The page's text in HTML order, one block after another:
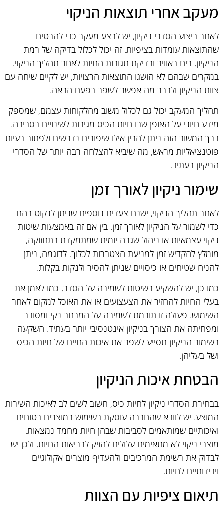
מעקב אחרי תוצאות הניקוי
לאחר ביצוע הסדרי ניקיון, יש לבצע מעקב כדי להבטיח
שהתוצאות עומדות בציפיות. זה יכול לכלול בדיקה של רמת
הניקיון, ריח באוויר ובדיקת תגובות החיות לאחר תהליך הניקוי.
במקרים שבהם לא הושגו התוצאות הרצויות, יש לקיים שיחה עם
צוות הניקיון ולברר מה אפשר לשפר בפעם הבאה.
תהליך המעקב יכול גם לכלול משוב מהלקוחות עצמם, שמספק
מידע חיוני על האופן שבו חיות הכיס מגיבות לשינויים בסביבה.
דרך המשוב הזה ניתן להבין אילו שיפורים נדרשים ולפתור בעיות
פוטנציאליות מראש, מה שיביא להצלחה רבה יותר של הסדרי
הניקיון בעתיד.
שימור ניקיון לאורך זמן
לאחר תהליך הניקוי, ישנם צעדים נוספים שניתן לנקוט בהם
כדי לשמור על הניקיון לאורך זמן. בין אם זה באמצעות שיטות
ניקוי עצמאיות או ניהול שגרה יומית שמתמקדת בתחזוקה,
מומלץ להקדיש זמן למניעת הצטברות לכלוך. לדוגמה, ניתן
להניח שטיחים או כיסויים שניתן להסיר ולנקות בקלות.
כמו כן, יש להשקיע בשיטות לשמירה על הסדר, כמו לאמן את
בעלי החיות להחזיר את הצעצועים או את האוכל למקום לאחר
השימוש. פעולה זו תורמת לשמירה על המרחב נקי ומסודר
ומפחיתה את הצורך בניקיון אינטנסיבי יותר בעתיד. השקעה
בשימור הניקיון תסייע לשפר את איכות החיים של חיות הכיס
ושל בעליהן.
הבטחת איכות הניקיון
בבחירת הסדרי ניקיון לחיות כיס, חשוב לשים לב לאיכות השירות
המוצע. יש לוודא שהחברה עוסקת בשימוש במוצרים בטוחים
ואיכותיים שמותאמים לסביבות שבהן חיות מחמד נמצאות.
מוצרי ניקוי לא מתאימים עלולים להזיק לבריאות החיות, ולכן יש
לבדוק את רשימת המרכיבים ולהעדיף מוצרים אקולוגיים
וידידותיים לחיות.
תיאום ציפיות עם הצוות